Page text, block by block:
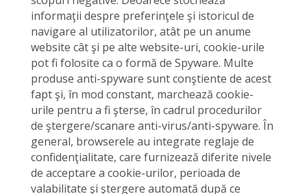
informaţii despre preferinţele şi istoricul de
navigare al utilizatorilor, atât pe un anume
website cât şi pe alte website-uri, cookie-urile
pot fi folosite ca o formă de Spyware. Multe
produse anti-spyware sunt conştiente de acest
fapt şi, în mod constant, marchează cookie-
urile pentru a fi şterse, în cadrul procedurilor
de ştergere/scanare anti-virus/anti-spyware. În
general, browserele au integrate reglaje de
confidenţialitate, care furnizează diferite nivele
de acceptare a cookie-urilor, perioada de
valabilitate şi ştergere automată după ce